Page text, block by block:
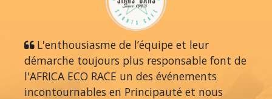
L'enthousiasme de l’équipe et leur
démarche toujours plus responsable font de
l'AFRICA ECO RACE un des événements
incontournables en Principauté et nous